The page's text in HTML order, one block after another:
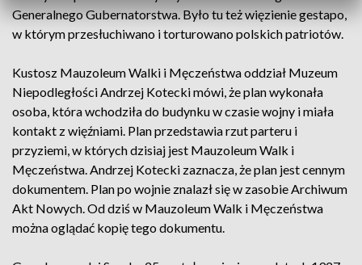
Generalnego Gubernatorstwa. Było tu też więzienie gestapo,
w którym przesłuchiwano i torturowano polskich patriotów.
Kustosz Mauzoleum Walki i Męczeństwa oddział Muzeum
Niepodległości Andrzej Kotecki mówi, że plan wykonała
osoba, która wchodziła do budynku w czasie wojny i miała
kontakt z więźniami. Plan przedstawia rzut parteru i
przyziemi, w których dzisiaj jest Mauzoleum Walk i
Męczeństwa. Andrzej Kotecki zaznacza, że plan jest cennym
dokumentem. Plan po wojnie znalazł się w zasobie Archiwum
Akt Nowych. Od dziś w Mauzoleum Walk i Męczeństwa
można oglądać kopię tego dokumentu.